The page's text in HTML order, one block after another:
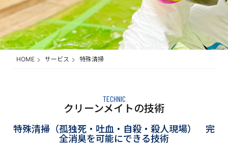
HOME サービス 特殊清掃
TECHNIC
クリーンメイトの技術
特殊清掃（孤独死・吐血・自殺・殺人現場） 完
全消臭を可能にできる技術